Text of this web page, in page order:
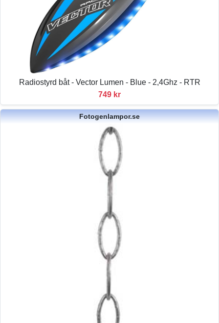
Radiostyrd båt - Vector Lumen - Blue - 2,4Ghz - RTR
749 kr
Fotogenlampor.se